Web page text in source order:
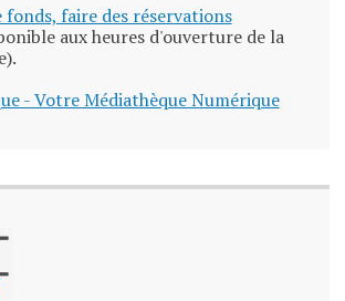
faire des réservations
aux heures d'ouverture de la
- Votre Médiathèque Numérique